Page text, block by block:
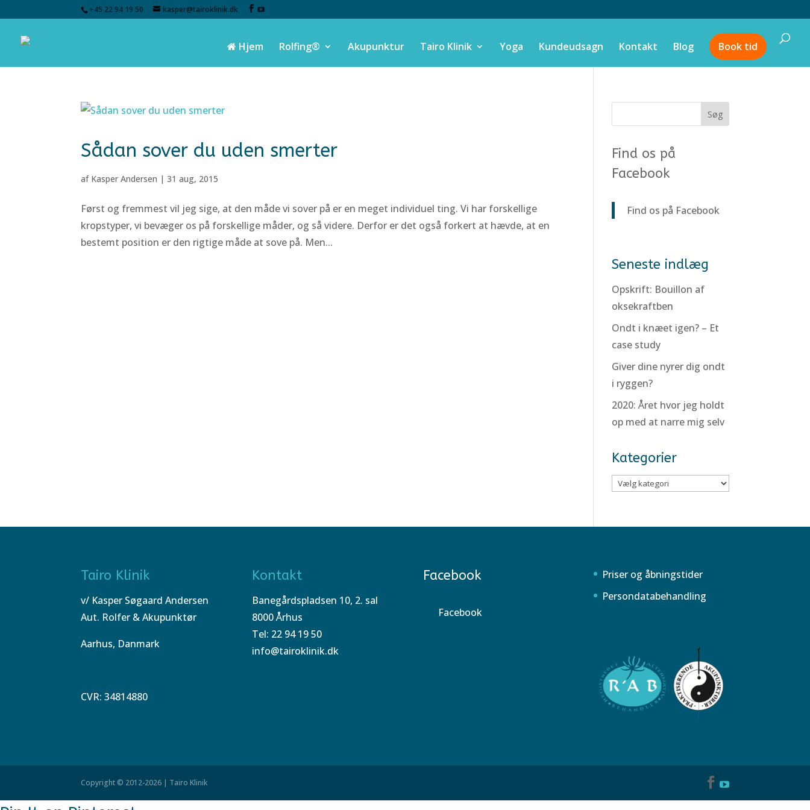
+45 22 94 19 50 kasper@tairoklinik.dk
Hjem Rolfing® Akupunktur Tairo Klinik Yoga Kundeudsagn Kontakt Blog Book tid
Sådan sover du uden smerter
af Kasper Andersen |31 aug, 2015
Først og fremmest vil jeg sige, at den måde vi sover på er en meget individuel ting. Vi har forskellige
kropstyper, vi bevæger os på forskellige måder, og så videre. Derfor er det også forkert at hævde, at en
bestemt position er den rigtige måde at sove på. Men...
Find os på
Facebook
Find os på Facebook
Seneste indlæg
Opskrift: Bouillon af
oksekraftben
Ondt i knæet igen? – Et
case study
Giver dine nyrer dig ondt
i ryggen?
2020: Året hvor jeg holdt
op med at narre mig selv
Kategorier
Kategorier
Tairo Klinik
v/ Kasper Søgaard Andersen
Aut. Rolfer & Akupunktør
Aarhus, Danmark
CVR: 34814880
Kontakt
Banegårdspladsen 10, 2. sal
8000 Århus
Tel: 22 94 19 50
info@tairoklinik.dk
Facebook
Facebook
Priser og åbningstider
Persondatabehandling
Copyright © 2012-2026 | Tairo Klinik